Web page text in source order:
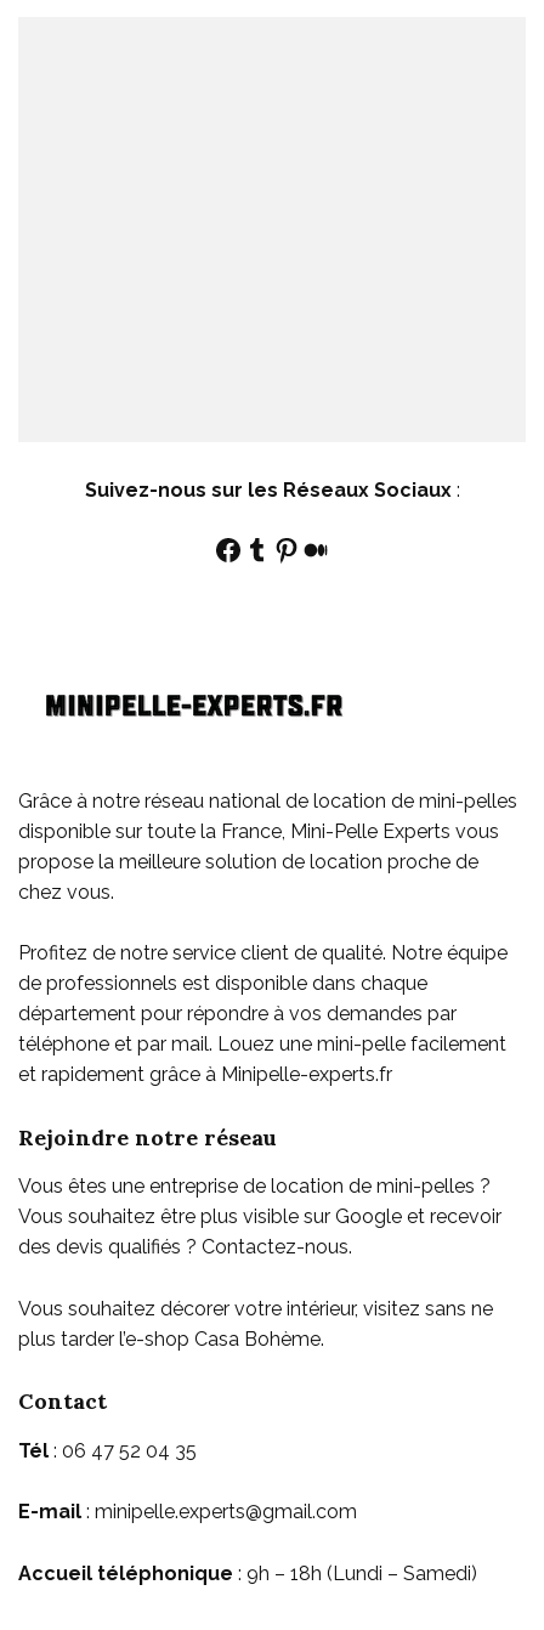
Suivez-nous sur les Réseaux Sociaux:
Facebook
Tumblr
Pinterest
Medium
Grâce à notre réseau national de location de mini-pelles
disponible sur toute la France, Mini-Pelle Experts vous
propose la meilleure solution de location proche de
chez vous.
Profitez de notre service client de qualité. Notre équipe
de professionnels est disponible dans chaque
département pour répondre à vos demandes par
téléphone et par mail. Louez une mini-pelle facilement
et rapidement grâce à Minipelle-experts.fr
Rejoindre notre réseau
Vous êtes une entreprise de location de mini-pelles ?
Vous souhaitez être plus visible sur Google et recevoir
des devis qualifiés ? Contactez-nous.
Vous souhaitez décorer votre intérieur, visitez sans ne
plus tarder l’e-shop Casa Bohème.
Contact
Tél : 06 47 52 04 35
E-mail : minipelle.experts@gmail.com
Accueil téléphonique : 9h – 18h (Lundi – Samedi)